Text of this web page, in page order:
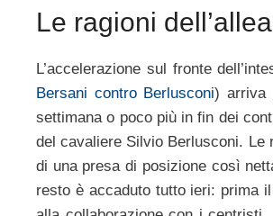
Le ragioni
L’accelerazione sul fronte
Bersani contro Berlusconi) arriva
settimana o poco più in fin dei
del cavaliere Silvio Berlusconi. Le
di una presa di posizione così
resto è accaduto tutto ieri: prima